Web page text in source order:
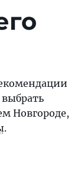
выбрать
Новгороде,
.